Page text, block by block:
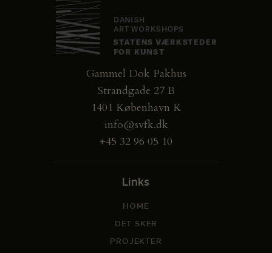
Gammel Dok Pakhus
Strandgade 27 B
1401 København K
info@svfk.dk
+45 32 96 05 10
Links
HOME
DET SKER
PROJEKTER